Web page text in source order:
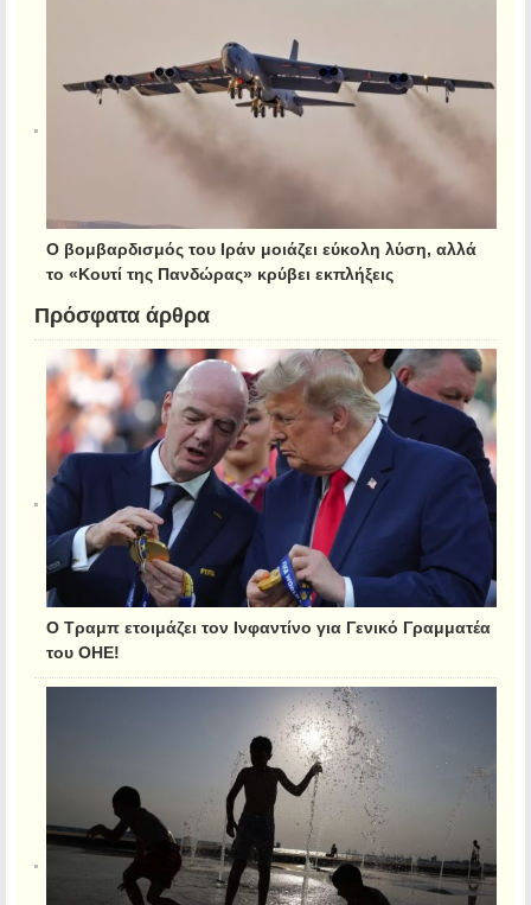
Ο βομβαρδισμός του Ιράν μοιάζει εύκολη λύση, αλλά
το «Κουτί της Πανδώρας» κρύβει εκπλήξεις
Πρόσφατα άρθρα
Ο Τραμπ ετοιμάζει τον Ινφαντίνο για Γενικό Γραμματέα
του ΟΗΕ!